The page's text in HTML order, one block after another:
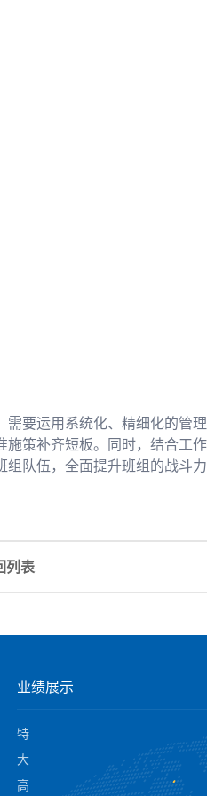
要运用系统化、精细化的管
策补齐短板。同时，结合工
队伍，全面提升班组的战斗
列表
业绩展示
特
大
高